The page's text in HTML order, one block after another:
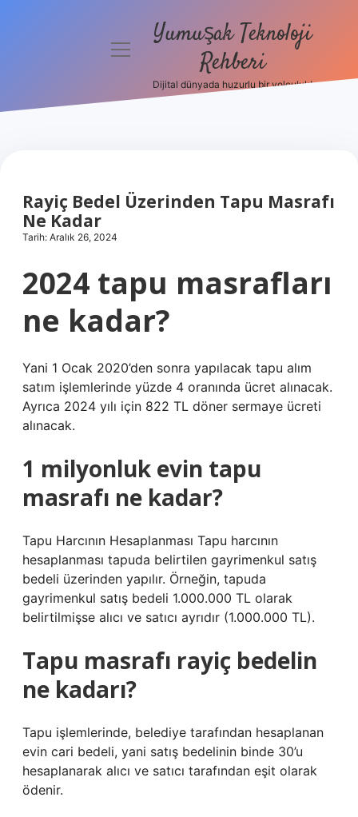
Hakkımızda
menüyüYumuşak Teknoloji
Rehberi
Dijital dünyada huzurlu bir yolculuk!
Rayiç Bedel Üzerinden Tapu Masrafı
Ne Kadar
Tarih: Aralık 26, 2024
2024 tapu masrafları
ne kadar?
Yani 1 Ocak 2020’den sonra yapılacak tapu alım
satım işlemlerinde yüzde 4 oranında ücret alınacak.
Ayrıca 2024 yılı için 822 TL döner sermaye ücreti
alınacak.
1 milyonluk evin tapu
masrafı ne kadar?
Tapu Harcının Hesaplanması Tapu harcının
hesaplanması tapuda belirtilen gayrimenkul satış
bedeli üzerinden yapılır. Örneğin, tapuda
gayrimenkul satış bedeli 1.000.000 TL olarak
belirtilmişse alıcı ve satıcı ayrıdır (1.000.000 TL).
Tapu masrafı rayiç bedelin
ne kadarı?
Tapu işlemlerinde, belediye tarafından hesaplanan
evin cari bedeli, yani satış bedelinin binde 30’u
hesaplanarak alıcı ve satıcı tarafından eşit olarak
ödenir.